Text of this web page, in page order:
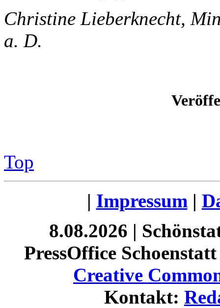
Christine Lieberknecht,
a. D.
Top
| Impressum|
8.08.2026 |
PressOffice
Creative
Kontakt: